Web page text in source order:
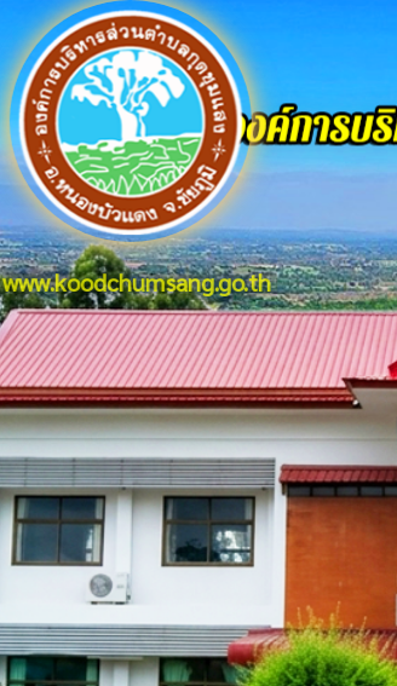
www.koodchumsang.go.th